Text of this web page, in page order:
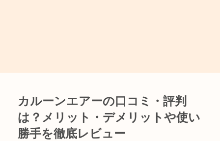
カルーンエアーの口コミ・評判
は？メリット・デメリットや使い
勝手を徹底レビュー